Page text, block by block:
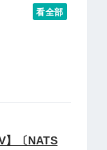
看全部
】〔NATS